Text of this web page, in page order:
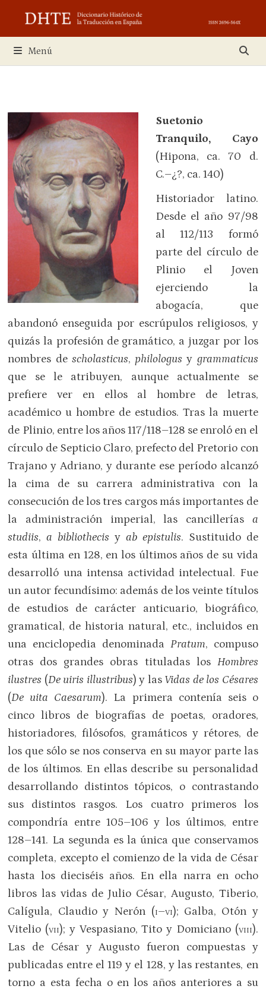
contenido
Menú
Suetonio
Tranquilo, Cayo
(Hipona, ca. 70 d.
C.–¿?, ca. 140)
Historiador latino.
Desde el año 97/98
al 112/113 formó
parte del círculo de
Plinio el Joven
ejerciendo la
abogacía, que
abandonó enseguida por escrúpulos religiosos, y
quizás la profesión de gramático, a juzgar por los
nombres de scholasticus, philologusy grammaticus
que se le atribuyen, aunque actualmente se
prefiere ver en ellos al hombre de letras,
académico u hombre de estudios. Tras la muerte
de Plinio, entre los años 117/118–128 se enroló en el
círculo de Septicio Claro, prefecto del Pretorio con
Trajano y Adriano, y durante ese período alcanzó
la cima de su carrera administrativa con la
consecución de los tres cargos más importantes de
la administración imperial, las cancillerías a
studiis,a bibliothecisy ab epistulis. Sustituido de
esta última en 128, en los últimos años de su vida
desarrolló una intensa actividad intelectual. Fue
un autor fecundísimo: además de los veinte títulos
de estudios de carácter anticuario, biográfico,
gramatical, de historia natural, etc., incluidos en
una enciclopedia denominada Pratum, compuso
otras dos grandes obras tituladas los Hombres
ilustres (De uiris illustribus) y las Vidas de los Césares
(De uita Caesarum). La primera contenía seis o
cinco libros de biografías de poetas, oradores,
historiadores, filósofos, gramáticos y rétores, de
los que sólo se nos conserva en su mayor parte las
de los últimos. En ellas describe su personalidad
desarrollando distintos tópicos, o contrastando
sus distintos rasgos. Los cuatro primeros los
compondría entre 105–106 y los últimos, entre
128–141. La segunda es la única que conservamos
completa, excepto el comienzo de la vida de César
hasta los dieciséis años. En ella narra en ocho
libros las vidas de Julio César, Augusto, Tiberio,
Calígula, Claudio y Nerón (i–vi); Galba, Otón y
Vitelio (vii); y Vespasiano, Tito y Domiciano (viii).
Las de César y Augusto fueron compuestas y
publicadas entre el 119 y el 128, y las restantes, en
torno a esta fecha o en los años anteriores a su